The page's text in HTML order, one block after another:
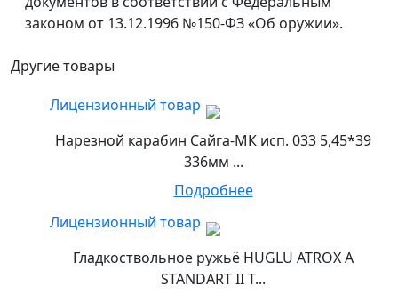
законом от 13.12.1996 №150-ФЗ «Об оружии».
Другие товары
Лицензионный товар
Нарезной карабин Сайга-МК исп. 033 5,45*39
336мм ...
Подробнее
Лицензионный товар
Гладкоствольное ружьё HUGLU ATROX A
STANDART II T...